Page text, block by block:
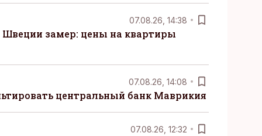
07.08.26, 14:38
замер: цены на квартиры
07.08.26, 14:08
центральный банк Маврикия
07.08.26, 12:32